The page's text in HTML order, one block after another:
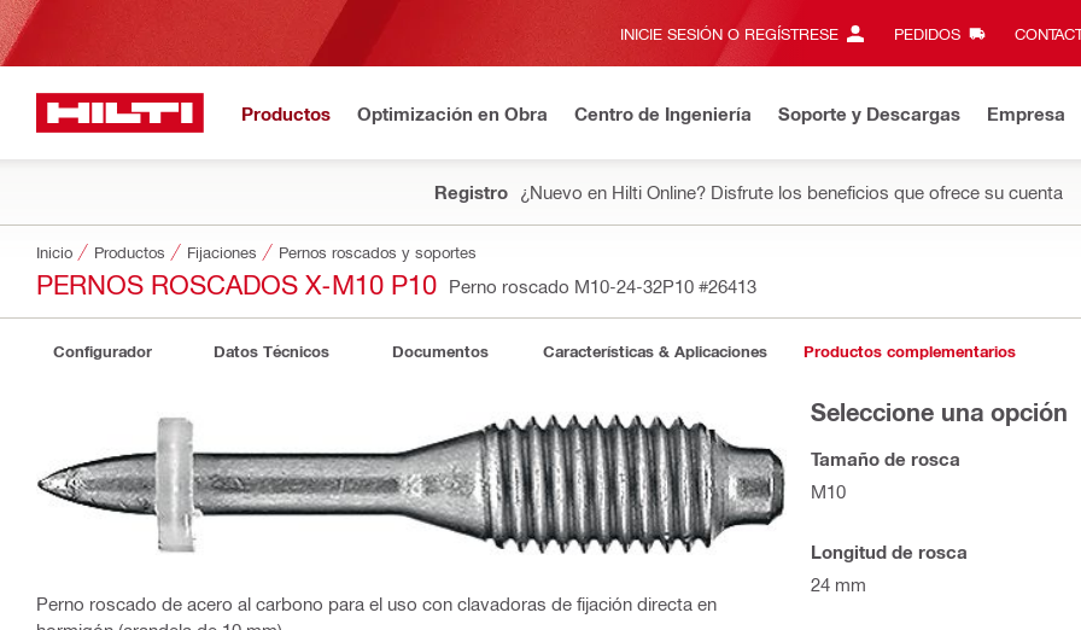
INICIE SESIÓN O REGÍSTRESE PEDIDOS
Productos Optimización en Obra Centro de Ingeniería Soporte y Descargas Empresa
Registro ¿Nuevo en Hilti Online? Disfrute los beneficios que ofrece su cuenta
Inicio Productos Fijaciones Pernos roscados y soportes
PERNOS ROSCADOS X-M10 P10 Perno roscado M10-24-32P10 #26413
Configurador Datos Técnicos Documentos Características & Aplicaciones Productos complementarios
Perno roscado de acero al carbono para el uso con clavadoras de fijación directa en
Seleccione una opción
Tamaño de rosca
M10
Longitud de rosca
24 mm